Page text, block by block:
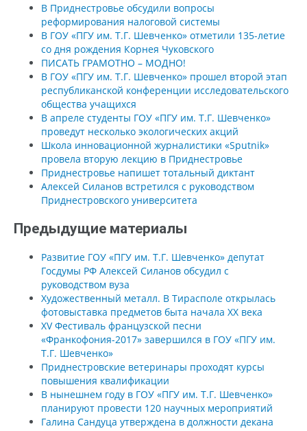
В Приднестровье обсудили вопросы
реформирования налоговой системы
В ГОУ «ПГУ им. Т.Г. Шевченко» отметили 135-летие
со дня рождения Корнея Чуковского
ПИСАТЬ ГРАМОТНО – МОДНО!
В ГОУ «ПГУ им. Т.Г. Шевченко» прошел второй этап
республиканской конференции исследовательского
общества учащихся
В апреле студенты ГОУ «ПГУ им. Т.Г. Шевченко»
проведут несколько экологических акций
Школа инновационной журналистики «Sputnik»
провела вторую лекцию в Приднестровье
Приднестровье напишет тотальный диктант
Алексей Силанов встретился с руководством
Приднестровского университета
Предыдущие материалы
Развитие ГОУ «ПГУ им. Т.Г. Шевченко» депутат
Госдумы РФ Алексей Силанов обсудил с
руководством вуза
Художественный металл. В Тирасполе открылась
фотовыставка предметов быта начала XX века
XV Фестиваль французской песни
«Франкофония-2017» завершился в ГОУ «ПГУ им.
Т.Г. Шевченко»
Приднестровские ветеринары проходят курсы
повышения квалификации
В нынешнем году в ГОУ «ПГУ им. Т.Г. Шевченко»
планируют провести 120 научных мероприятий
Галина Сандуца утверждена в должности декана